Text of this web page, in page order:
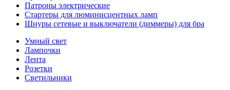
Патроны электрические
Стартеры для люминисцентных ламп
Шнуры сетевые и выключатели (диммеры) для бра
Умный свет
Лампочки
Лента
Розетки
Светильники